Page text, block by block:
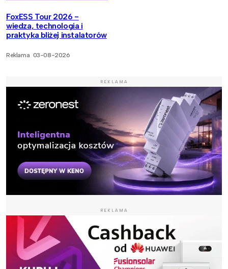
FoxESS Tour 2026 -
wiedza, technologia i
praktyka bliżej instalatorów
Reklama 03-08-2026
REKLAMA
REKLAMA